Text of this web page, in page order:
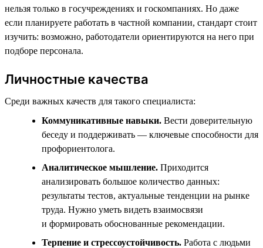
нельзя только в госучреждениях и госкомпаниях. Но даже
если планируете работать в частной компании, стандарт стоит
изучить: возможно, работодатели ориентируются на него при
подборе персонала.
Личностные качества
Среди важных качеств для такого специалиста:
Коммуникативные навыки. Вести доверительную
беседу и поддерживать — ключевые способности для
профориентолога.
Аналитическое мышление. Приходится
анализировать большое количество данных:
результаты тестов, актуальные тенденции на рынке
труда. Нужно уметь видеть взаимосвязи
и формировать обоснованные рекомендации.
Терпение и стрессоустойчивость. Работа с людьми